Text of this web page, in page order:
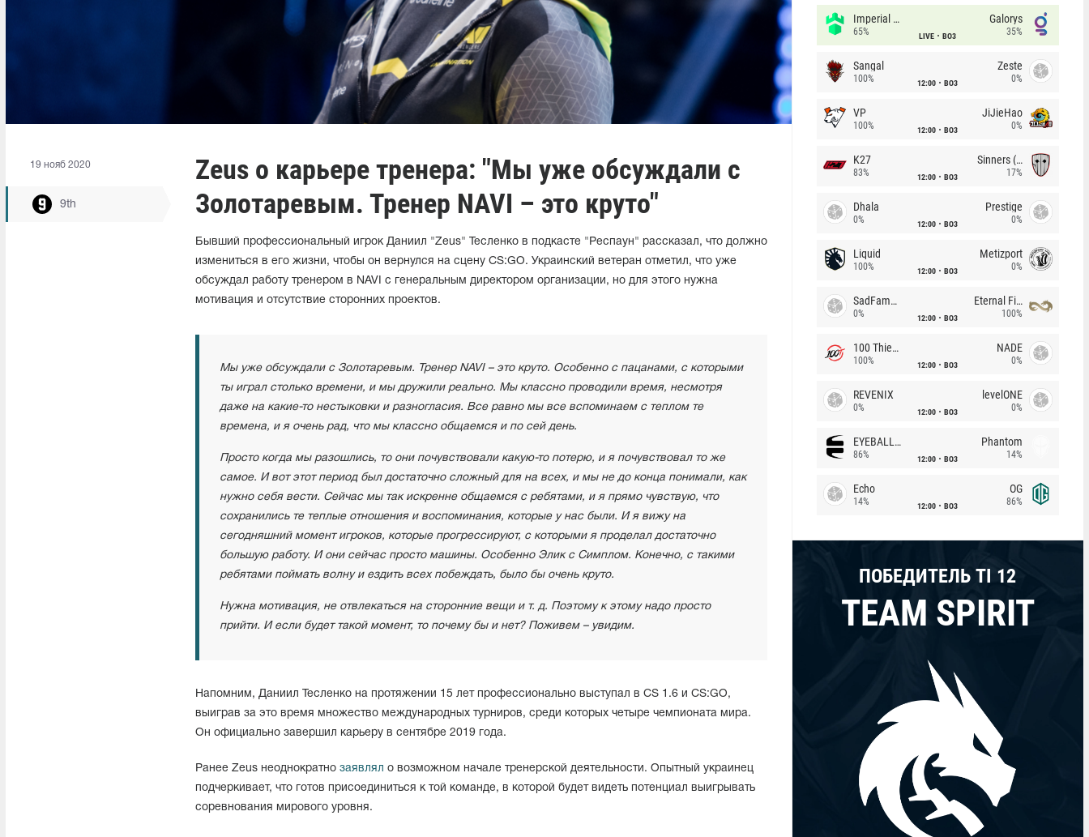
19 нояб 2020
9th
Zeus о карьере тренера: "Мы уже обсуждали с
Золотаревым. Тренер NAVI – это круто"
Бывший профессиональный игрок Даниил "Zeus" Тесленко в подкасте "Респаун" рассказал, что должно
измениться в его жизни, чтобы он вернулся на сцену CS:GO. Украинский ветеран отметил, что уже
обсуждал работу тренером в NAVI с генеральным директором организации, но для этого нужна
мотивация и отсутствие сторонних проектов.
Мы уже обсуждали с Золотаревым. Тренер NAVI – это круто. Особенно с пацанами, с которыми
ты играл столько времени, и мы дружили реально. Мы классно проводили время, несмотря
даже на какие-то нестыковки и разногласия. Все равно мы все вспоминаем с теплом те
времена, и я очень рад, что мы классно общаемся и по сей день.
Просто когда мы разошлись, то они почувствовали какую-то потерю, и я почувствовал то же
самое. И вот этот период был достаточно сложный для на всех, и мы не до конца понимали, как
нужно себя вести. Сейчас мы так искренне общаемся с ребятами, и я прямо чувствую, что
сохранились те теплые отношения и воспоминания, которые у нас были. И я вижу на
сегодняшний момент игроков, которые прогрессируют, с которыми я проделал достаточно
большую работу. И они сейчас просто машины. Особенно Элик с Симплом. Конечно, с такими
ребятами поймать волну и ездить всех побеждать, было бы очень круто.
Нужна мотивация, не отвлекаться на сторонние вещи и т. д. Поэтому к этому надо просто
прийти. И если будет такой момент, то почему бы и нет? Поживем – увидим.
Напомним, Даниил Тесленко на протяжении 15 лет профессионально выступал в CS 1.6 и CS:GO,
выиграв за это время множество международных турниров, среди которых четыре чемпионата мира.
Он официально завершил карьеру в сентябре 2019 года.
Ранее Zeus неоднократно заявлял о возможном начале тренерской деятельности. Опытный украинец
подчеркивает, что готов присоединиться к той команде, в которой будет видеть потенциал выигрывать
соревнования мирового уровня.
Imperial (Brazil)
65% LIVE BO3
Galorys
35%
Sangal
100% 12:00 BO3
Zeste
0%
VP
100% 12:00 BO3
JiJieHao
0%
K27
83% 12:00 BO3
Sinners (CZ)
17%
Dhala
0% 12:00 BO3
Prestige
0%
Liquid
100% 12:00 BO3
Metizport
0%
SadFamous
0% 12:00 BO3
Eternal Fire
100%
100 Thieves
100% 12:00 BO3
NADE
0%
REVENIX
0% 12:00 BO3
levelONE
0%
EYEBALLERS
86% 12:00 BO3
Phantom
14%
Echo
14% 12:00 BO3
OG
86%
ПОБЕДИТЕЛЬ TI 12
TEAM SPIRIT